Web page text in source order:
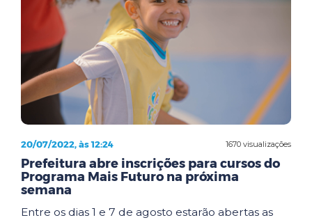
1670 visualizações
20/07/2022, às 12:24
Prefeitura abre inscrições para cursos do
Programa Mais Futuro na próxima
semana
Entre os dias 1 e 7 de agosto estarão abertas as